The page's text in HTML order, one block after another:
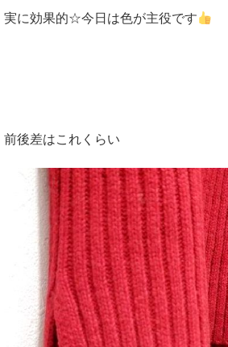
実に効果的☆今日は色が主役です
前後差はこれくらい